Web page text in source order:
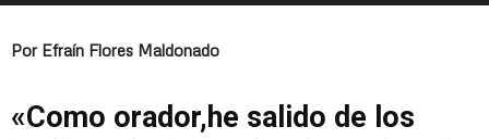
Por Efraín Flores Maldonado
«Como orador,he salido de los